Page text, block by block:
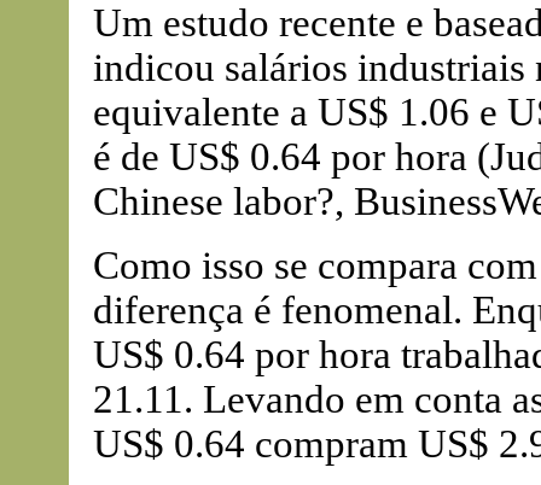
Um estudo recente e
indicou salários industriais
equivalente a US$ 1.06 e
é de US$ 0.64 por hora
Chinese labor?,
Como isso se compara
diferença é fenomenal.
US$ 0.64 por hora
21.11. Levando em conta
US$ 0.64 compram US$